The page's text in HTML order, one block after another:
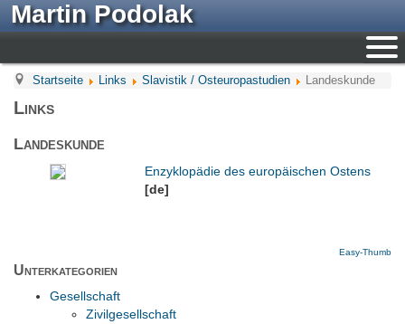
Martin Podolak
Startseite Links Slavistik / Osteuropastudien Landeskunde
Links
Landeskunde
Enzyklopädie des europäischen Ostens
[de]
Easy-Thumb
Unterkategorien
Gesellschaft
Zivilgesellschaft